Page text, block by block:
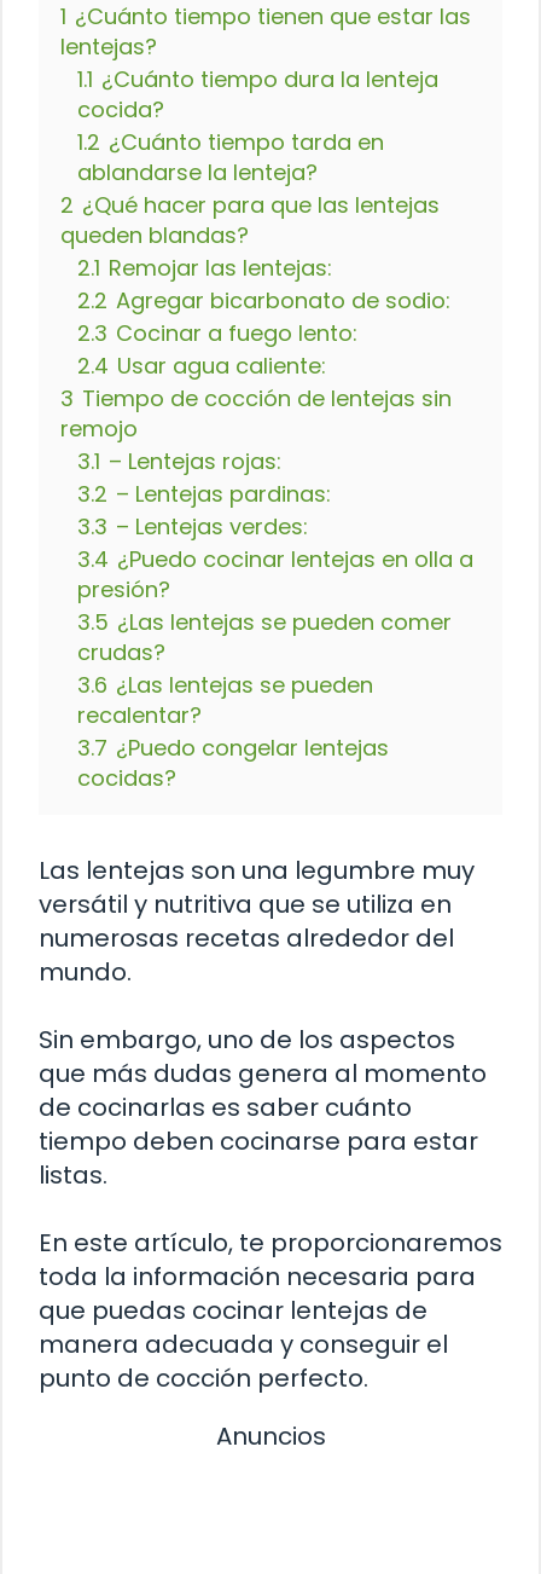
1 ¿Cuánto tiempo tienen que estar las
lentejas?
1.1 ¿Cuánto tiempo dura la lenteja
cocida?
1.2 ¿Cuánto tiempo tarda en
ablandarse la lenteja?
2 ¿Qué hacer para que las lentejas
queden blandas?
2.1 Remojar las lentejas:
2.2 Agregar bicarbonato de sodio:
2.3 Cocinar a fuego lento:
2.4 Usar agua caliente:
3 Tiempo de cocción de lentejas sin
remojo
3.1 – Lentejas rojas:
3.2 – Lentejas pardinas:
3.3 – Lentejas verdes:
3.4 ¿Puedo cocinar lentejas en olla a
presión?
3.5 ¿Las lentejas se pueden comer
crudas?
3.6 ¿Las lentejas se pueden
recalentar?
3.7 ¿Puedo congelar lentejas
cocidas?
Las lentejas son una legumbre muy
versátil y nutritiva que se utiliza en
numerosas recetas alrededor del
mundo.
Sin embargo, uno de los aspectos
que más dudas genera al momento
de cocinarlas es saber cuánto
tiempo deben cocinarse para estar
listas.
En este artículo, te proporcionaremos
toda la información necesaria para
que puedas cocinar lentejas de
manera adecuada y conseguir el
punto de cocción perfecto.
Anuncios